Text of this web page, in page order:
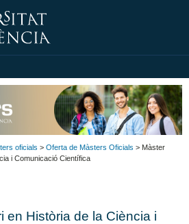
oficials > Oferta de Màsters Oficials > Màster
i Comunicació Científica
en Història de la Ciència i